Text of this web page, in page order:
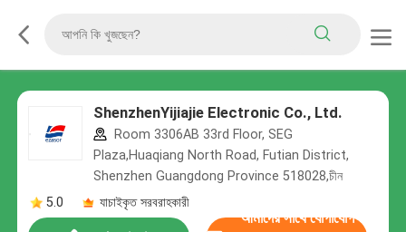
ShenzhenYijiajie Electronic Co., Ltd.
Room 3306AB 33rd Floor, SEG
Plaza,Huaqiang North Road, Futian District,
Shenzhen Guangdong Province 518028,চীন
5.0
যাচাইকৃত সরবরাহকারী
আমাদের সাথে যোগাযোগ